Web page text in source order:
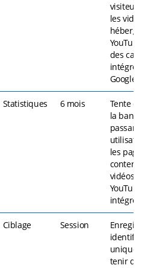
visiteurs
les vidéos
hébergées
YouTube
des cartes
intégrées à
Google
Statistiques 6 mois
Tente
la bande
passante
les pages
contenant
vidéos
YouTube
intégrées.
Ciblage Session
Enregistre
identifiant
unique
tenir des